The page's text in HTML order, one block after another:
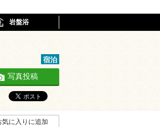
岩盤浴
宿泊
写真投稿
気に入りに追加